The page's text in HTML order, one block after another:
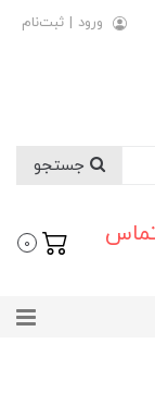
ورود | ثبت‌نام
0